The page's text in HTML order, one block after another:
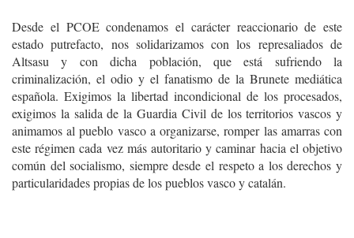
Desde el PCOE condenamos el carácter reaccionario de este
estado putrefacto, nos solidarizamos con los represaliados de
Altsasu y con dicha población, que está sufriendo la
criminalización, el odio y el fanatismo de la Brunete mediática
española. Exigimos la libertad incondicional de los procesados,
exigimos la salida de la Guardia Civil de los territorios vascos y
animamos al pueblo vasco a organizarse, romper las amarras con
este régimen cada vez más autoritario y caminar hacia el objetivo
común del socialismo, siempre desde el respeto a los derechos y
particularidades propias de los pueblos vasco y catalán.